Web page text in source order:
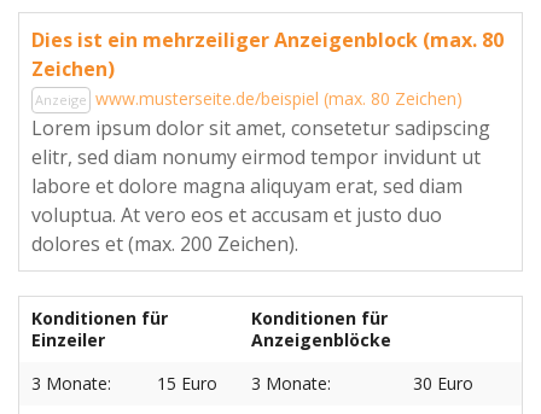
Dies ist ein mehrzeiliger Anzeigenblock (max. 80
Zeichen)
Anzeige www.musterseite.de/beispiel (max. 80 Zeichen)
Lorem ipsum dolor sit amet, consetetur sadipscing
elitr, sed diam nonumy eirmod tempor invidunt ut
labore et dolore magna aliquyam erat, sed diam
voluptua. At vero eos et accusam et justo duo
dolores et (max. 200 Zeichen).
Konditionen für
Einzeiler
Konditionen für
Anzeigenblöcke
3 Monate:
15 Euro 3 Monate:
30 Euro